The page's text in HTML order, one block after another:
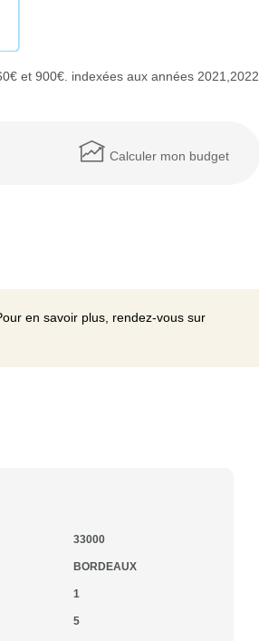
et 900€. indexées aux années 2021,2022
Calculer mon budget
en savoir plus, rendez-vous sur
33000
BORDEAUX
1
5